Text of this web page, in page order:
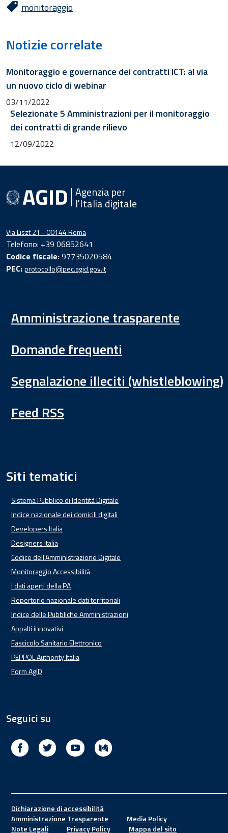
monitoraggio
Notizie correlate
Monitoraggio e governance dei contratti ICT: al via
un nuovo ciclo di webinar
03/11/2022
Selezionate 5 Amministrazioni per il monitoraggio
dei contratti di grande rilievo
12/09/2022
Agenzia per
l'Italia digitale
Via Liszt 21 - 00144 Roma
Telefono: +39 06852641
Codice fiscale:97735020584
PEC:protocollo@pec.agid.gov.it
Amministrazione trasparente
Domande frequenti
Segnalazione illeciti (whistleblowing)
Feed RSS
Siti tematici
Sistema Pubblico di Identità Digitale
Indice nazionale dei domicili digitali
Developers Italia
Designers Italia
Codice dell'Amministrazione Digitale
Monitoraggio Accessibilità
I dati aperti della PA
Repertorio nazionale dati territoriali
Indice delle Pubbliche Amministrazioni
Appalti innovativi
Fascicolo Sanitario Elettronico
PEPPOL Authority Italia
Form AgID
Seguici su
Facebook Twitter Youtube
Footer
Dichiarazione di accessibilità
Amministrazione Trasparente
Media Policy
Note Legali
Privacy Policy Mappa del sito